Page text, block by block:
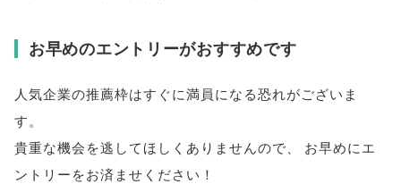
お早めのエントリーがおすすめです
人気企業の推薦枠はすぐに満員になる恐れがございま
す。
貴重な機会を逃してほしくありませんので
お早めにエ
ントリーをお済ませください！